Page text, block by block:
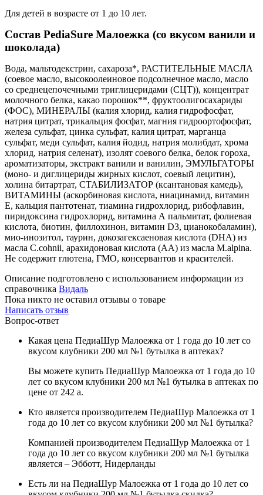
Для детей в возрасте от 1 до 10 лет.
Состав PediaSure Малоежка (со вкусом ванили и
шоколада)
Вода, мальтодекстрин, сахароза*, РАСТИТЕЛЬНЫЕ МАСЛА
(соевое масло, высокоолеиновое подсолнечное масло, масло
со среднецепочечными триглицеридами (СЦТ)), концентрат
молочного белка, какао порошок**, фруктоолигосахариды
(ФОС), МИНЕРАЛЫ (калия хлорид, калия гидрофосфат,
натрия цитрат, трикальция фосфат, магния гидроортофосфат,
железа сульфат, цинка сульфат, калия цитрат, марганца
сульфат, меди сульфат, калия йодид, натрия молибдат, хрома
хлорид, натрия селенат), изолят соевого белка, белок гороха,
ароматизаторы, экстракт ванили и ванилин, ЭМУЛЬГАТОРЫ
(моно- и диглицериды жирных кислот, соевый лецитин),
холина битартрат, СТАБИЛИЗАТОР (ксантановая камедь),
ВИТАМИНЫ (аскорбиновая кислота, ниацинамид, витамин
Е, кальция пантотенат, тиамина гидрохлорид, рибофлавин,
пиридоксина гидрохлорид, витамина А пальмитат, фолиевая
кислота, биотин, филлохинон, витамин D3, цианокобаламин),
мио-инозитол, таурин, докозагексаеновая кислота (DHA) из
масла C.cohnii, арахидоновая кислота (АA) из масла M.alpina.
Не содержит глютена, ГМО, консервантов и красителей.
Описание подготовлено с использованием информации из
справочника Видаль
Пока никто не оставил отзывы о товаре
Написать отзыв
Вопрос-ответ
Какая цена ПедиаШур Малоежка от 1 года до 10 лет со
вкусом клубники 200 мл №1 бутылка в аптеках?
Вы можете купить ПедиаШур Малоежка от 1 года до 10
лет со вкусом клубники 200 мл №1 бутылка в аптеках по
цене от 242 a.
Кто является производителем ПедиаШур Малоежка от 1
года до 10 лет со вкусом клубники 200 мл №1 бутылка?
Компанией производителем ПедиаШур Малоежка от 1
года до 10 лет со вкусом клубники 200 мл №1 бутылка
является – Эбботт, Нидерланды
Есть ли на ПедиаШур Малоежка от 1 года до 10 лет со